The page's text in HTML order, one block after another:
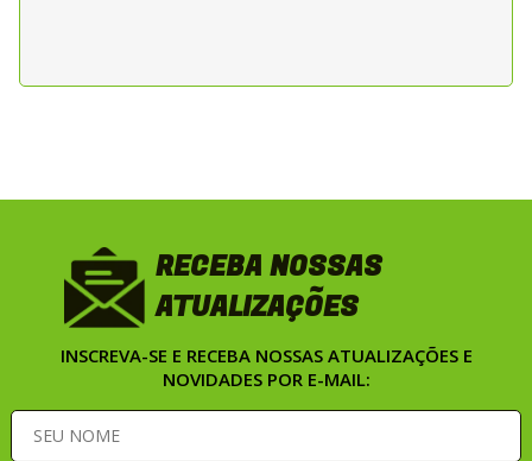
RECEBA NOSSAS
ATUALIZAÇÕES
INSCREVA-SE E RECEBA NOSSAS ATUALIZAÇÕES E
NOVIDADES POR E-MAIL: